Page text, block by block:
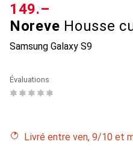
Noreve Housse
Samsung Galaxy S9
CHF
149.–
Évaluations
Livré entre ven, 9/10 et